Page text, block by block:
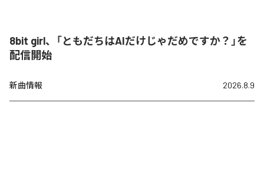
8bit girl、「ともだちはAIだけじゃだめですか？」を
配信開始
新曲情報 2026.8.9